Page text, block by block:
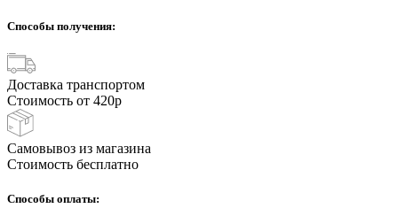
Способы получения:
Доставка транспортом
Стоимость от 420р
Самовывоз из магазина
Стоимость бесплатно
Способы оплаты: